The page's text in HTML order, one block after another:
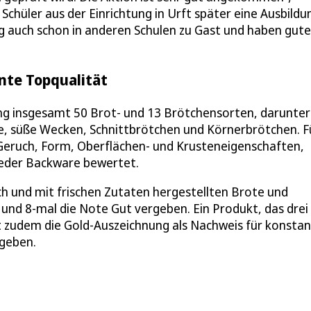
aus der Einrichtung in Urft später eine
schon in anderen Schulen zu Gast und haben gute
Topqualität
insgesamt 50 Brot- und 13 Brötchensorten, darunter
Wecken, Schnittbrötchen und Körnerbrötchen.
Form, Oberflächen- und Krusteneigenschaften,
Backware bewertet.
und mit frischen Zutaten hergestellten Brote und
8-mal die Note Gut vergeben. Ein Produkt, das drei
die Gold-Auszeichnung als Nachweis für